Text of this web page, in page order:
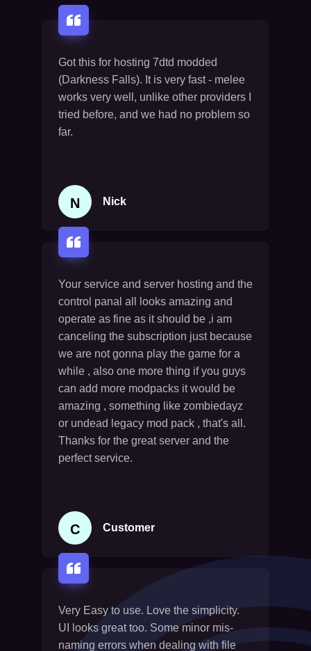
Got this for hosting 7dtd modded
(Darkness Falls). It is very fast - melee
works very well, unlike other providers I
tried before, and we had no problem so
far.
N Nick
Your service and server hosting and the
control panal all looks amazing and
operate as fine as it should be ,i am
canceling the subscription just because
we are not gonna play the game for a
while , also one more thing if you guys
can add more modpacks it would be
amazing , something like zombiedayz
or undead legacy mod pack , that's all.
Thanks for the great server and the
perfect service.
C Customer
Very Easy to use. Love the simplicity.
UI looks great too. Some minor mis-
naming errors when dealing with file